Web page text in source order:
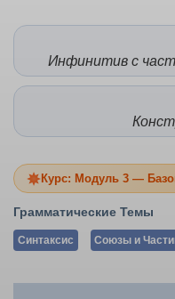
Инфинитив с
Курс: Модуль 3 —
Грамматические Темы
Синтаксис Союзы и